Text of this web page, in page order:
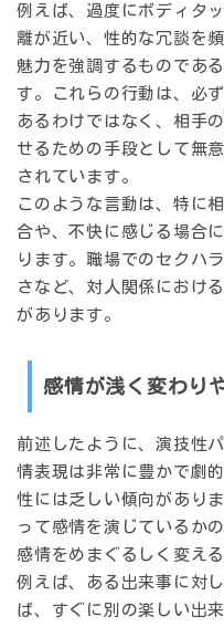
例えば、過度にボディタ
離が近い、性的な冗談を
魅力を強調するものであ
す。これらの行動は、必
あるわけではなく、 相手
せるための手段として無
されています。
このような言動は、特に
合や、不快に感じる場合
ります。職場でのセクハ
さなど、対人関係におけ
があります。
感情が浅く変わり
前述したように、演技性
情表現は非常に豊かで劇
性には乏しい傾向があり
って感情を演じているか
感情をめまぐるしく変え
例えば、ある出来事に対
ば、すぐに別の楽しい出